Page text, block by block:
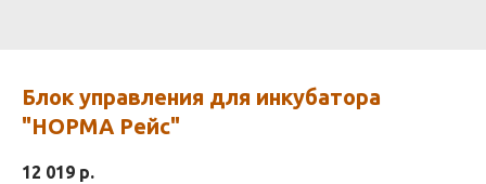
Блок управления для инкубатора
"НОРМА Рейс"
12 019 р.